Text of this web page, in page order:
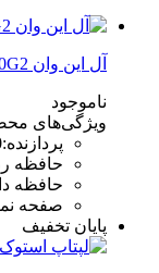
آل این وان All in one HP Elite One 800G2نسل 6
ناموجود
ویژگی‌های
پردازنده:
حافظه
حافظه
صفحه
پایان تخفیف